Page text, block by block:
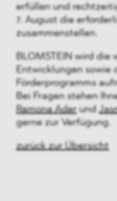
erfüllen und
7. August die
zusammenstellen.
BLOMSTEIN wird die
Entwicklungen sowie
Förderprogramms
Bei Fragen stehen
Ramona Ader und
gerne zur Verfügung.
zurück zur Übersicht